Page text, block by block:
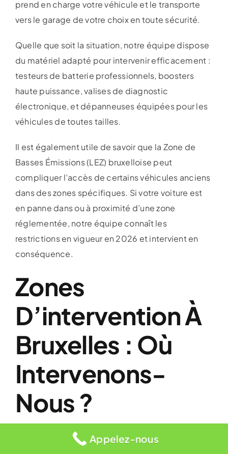
prend en charge votre véhicule et le transporte
vers le garage de votre choix en toute sécurité.
Quelle que soit la situation, notre équipe dispose
du matériel adapté pour intervenir efficacement :
testeurs de batterie professionnels, boosters
haute puissance, valises de diagnostic
électronique, et dépanneuses équipées pour les
véhicules de toutes tailles.
Il est également utile de savoir que la Zone de
Basses Émissions (LEZ) bruxelloise peut
compliquer l’accès de certains véhicules anciens
dans des zones spécifiques. Si votre voiture est
en panne dans ou à proximité d’une zone
réglementée, notre équipe connaît les
restrictions en vigueur en 2026 et intervient en
conséquence.
Zones
D’intervention À
Bruxelles : Où
Intervenons-
Nous ?
Appelez-nous